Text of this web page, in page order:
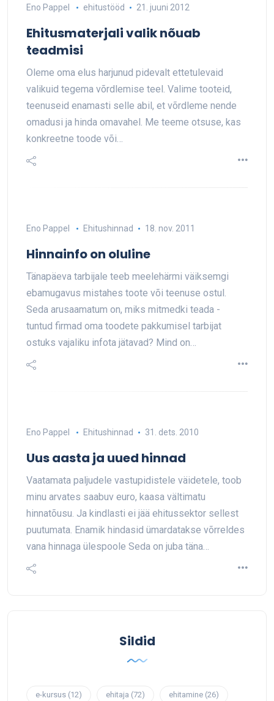
Eno Pappel ehitustööd 21. juuni 2012
Ehitusmaterjali valik nõuab
teadmisi
Oleme oma elus harjunud pidevalt ettetulevaid
valikuid tegema võrdlemise teel. Valime tooteid,
teenuseid enamasti selle abil, et võrdleme nende
omadusi ja hinda omavahel. Me teeme otsuse, kas
konkreetne toode või…
Eno Pappel Ehitushinnad 18. nov. 2011
Hinnainfo on oluline
Tänapäeva tarbijale teeb meelehärmi väiksemgi
ebamugavus mistahes toote või teenuse ostul.
Seda arusaamatum on, miks mitmedki teada -
tuntud firmad oma toodete pakkumisel tarbijat
ostuks vajaliku infota jätavad? Mind on…
Eno Pappel Ehitushinnad 31. dets. 2010
Uus aasta ja uued hinnad
Vaatamata paljudele vastupidistele väidetele, toob
minu arvates saabuv euro, kaasa vältimatu
hinnatõusu. Ja kindlasti ei jää ehitussektor sellest
puutumata. Enamik hindasid ümardatakse võrreldes
vana hinnaga ülespoole Seda on juba täna…
Sildid
e-kursus (12) ehitaja (72) ehitamine (26)